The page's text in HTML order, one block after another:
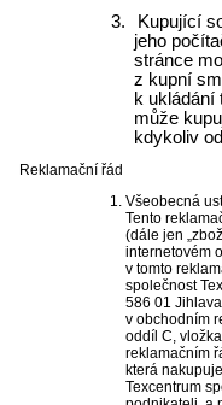
3.
Kupující
jeho
stránce
z kupní
k ukládání
může
kdykoliv
Reklamační řád
Všeobecná
Tento
(dále jen
internetovém
v tomto
společnost
586 01
v obchodním
oddíl C,
reklamačním
která
Texcentrum